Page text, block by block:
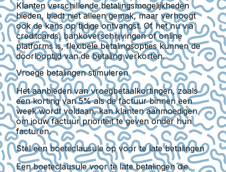
Klanten verschillende betalingsmogelijkheden
bieden, biedt niet alleen gemak, maar verhoogt
ook de kans op tijdige ontvangst. Of het nu via
creditcards, bankoverschrijvingen of online
platforms is, flexibele betalingsopties kunnen de
doorlooptijd van de betaling verkorten.
Vroege betalingen stimuleren
Het aanbieden van vroegbetaalkortingen, zoals
een korting van 5% als de factuur binnen een
week wordt voldaan, kan klanten aanmoedigen
om jouw factuur prioriteit te geven onder hun
facturen.
Stel een boeteclausule op voor te late betalingen
Een boeteclausule voor te late betalingen die